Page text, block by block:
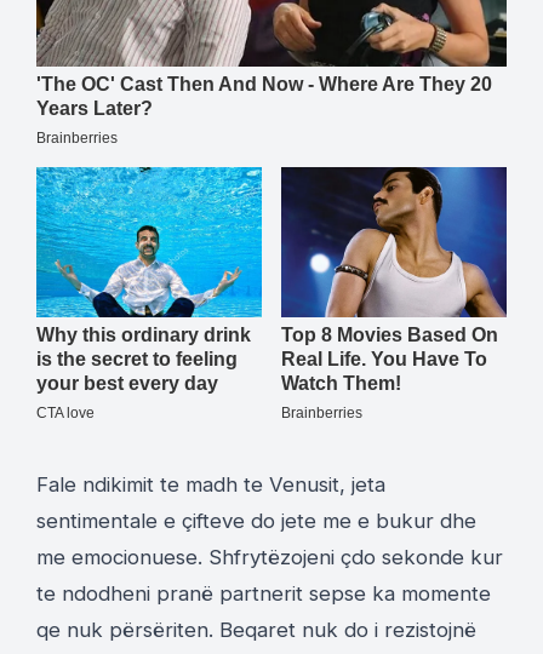
Fale ndikimit te madh te Venusit, jeta
sentimentale e çifteve do jete me e bukur dhe
me emocionuese. Shfrytëzojeni çdo sekonde kur
te ndodheni pranë partnerit sepse ka momente
qe nuk përsëriten. Beqaret nuk do i rezistojnë